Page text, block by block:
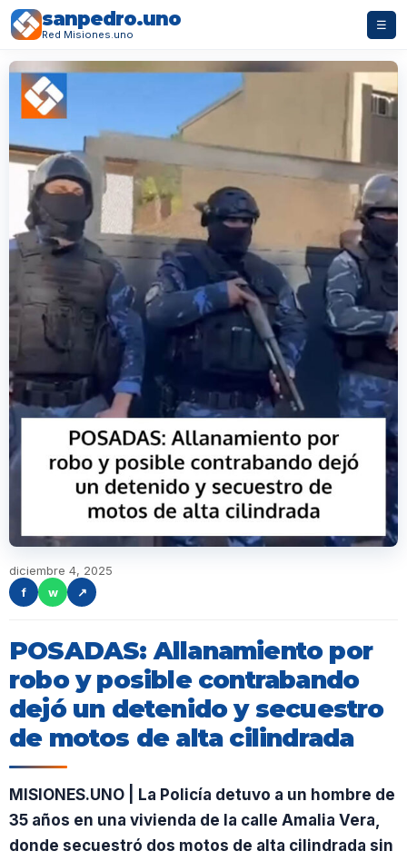
sanpedro.uno
Red Misiones.uno
☰
diciembre 4, 2025
f
w ↗
POSADAS: Allanamiento por
robo y posible contrabando
dejó un detenido y secuestro
de motos de alta cilindrada
MISIONES.UNO | La Policía detuvo a un hombre de
35 años en una vivienda de la calle Amalia Vera,
donde secuestró dos motos de alta cilindrada sin